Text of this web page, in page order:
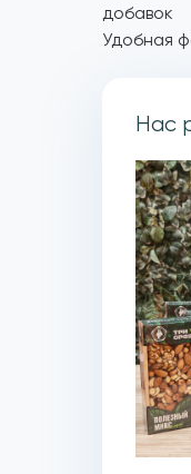
добавок
Удобная
Нас